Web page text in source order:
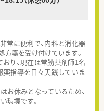
常に便利で、内科と消化器
箋を受け付けています。
り、現在は常勤薬剤師1名
指導を日々実践していま
お休みとなっているため、
環境です。